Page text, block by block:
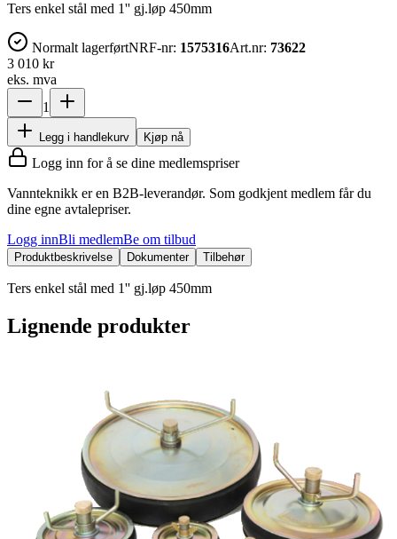
Ters enkel stål med 1'' gj.løp 450mm
Normalt lagerførtNRF-nr: 1575316Art.nr: 73622
3 010 kr
eks. mva
1
Legg i handlekurv Kjøp nå
Logg inn for å se dine medlemspriser
Vannteknikk er en B2B-leverandør. Som godkjent medlem får du
dine egne avtalepriser.
Logg innBli medlemBe om tilbud
Produktbeskrivelse Dokumenter Tilbehør
Ters enkel stål med 1'' gj.løp 450mm
Lignende produkter